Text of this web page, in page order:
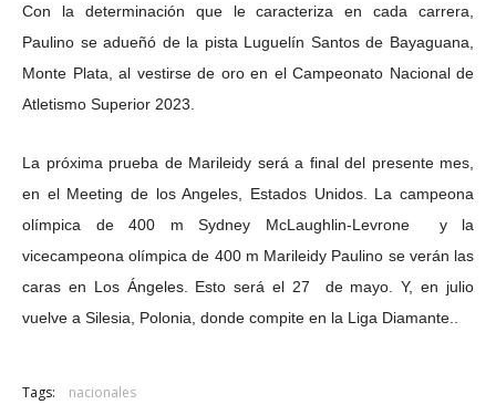
Con la determinación que le caracteriza en cada carrera,
Paulino se adueñó de la pista Luguelín Santos de Bayaguana,
Monte Plata, al vestirse de oro en el Campeonato Nacional de
Atletismo Superior 2023.
La próxima prueba de Marileidy será a final del presente mes,
en el Meeting de los Angeles, Estados Unidos. La campeona
olímpica de 400 m Sydney McLaughlin-Levrone y la
vicecampeona olímpica de 400 m Marileidy Paulino se verán las
caras en Los Ángeles. Esto será el 27 de mayo. Y, en julio
vuelve a Silesia, Polonia, donde compite en la Liga Diamante..
Tags: nacionales